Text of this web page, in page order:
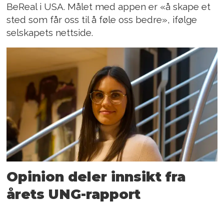
BeReal i USA. Målet med appen er «å skape et
sted som får oss til å føle oss bedre», ifølge
selskapets nettside.
Opinion deler innsikt fra
årets UNG-rapport